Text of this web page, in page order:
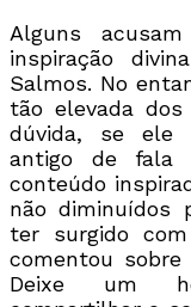
Alguns
inspiração
Salmos. No
tão elevada
dúvida, se ele
antigo de fala
conteúdo
não diminuídos
ter surgido
comentou
Deixe um